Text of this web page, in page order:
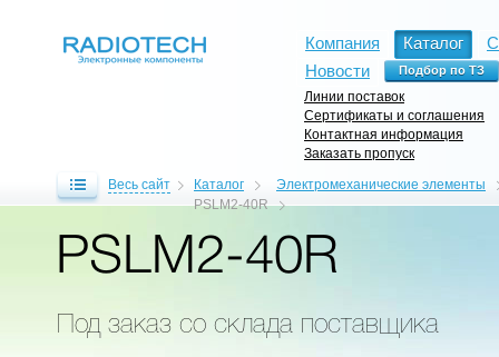
Компания Каталог
Новости
Линии поставок
Сертификаты и соглашения
Контактная информация
Заказать пропуск
Весь сайт Каталог
Электромеханические элементы
PSLM2-40R
PSLM2-40R
Под заказ со склада поставщика